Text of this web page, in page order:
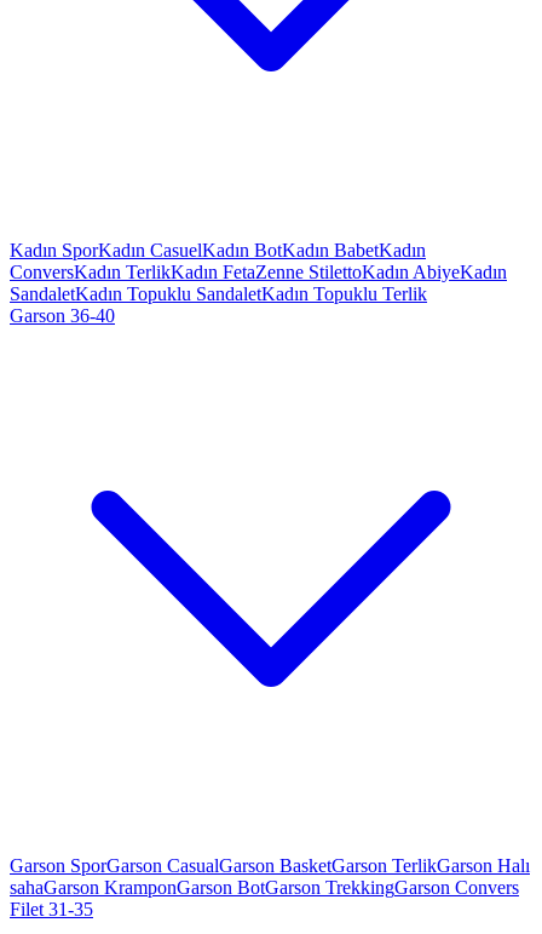
Kadın SporKadın CasuelKadın BotKadın BabetKadın
ConversKadın TerlikKadın FetaZenne StilettoKadın AbiyeKadın
SandaletKadın Topuklu SandaletKadın Topuklu Terlik
Garson 36-40
Garson SporGarson CasualGarson BasketGarson TerlikGarson Halı
sahaGarson KramponGarson BotGarson TrekkingGarson Convers
Filet 31-35